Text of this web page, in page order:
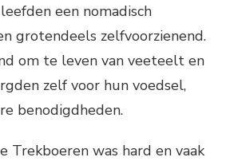
een nomadisch
grotendeels zelfvoorzienend.
om te leven van veeteelt en
zelf voor hun voedsel,
benodigdheden.
Trekboeren was hard en vaak